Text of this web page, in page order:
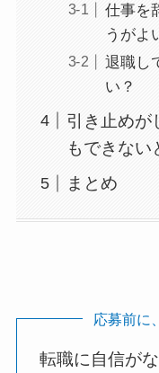
仕事を
うがよ
退職し
い？
引き止めが
もできない
まとめ
応募前に
転職に自信が